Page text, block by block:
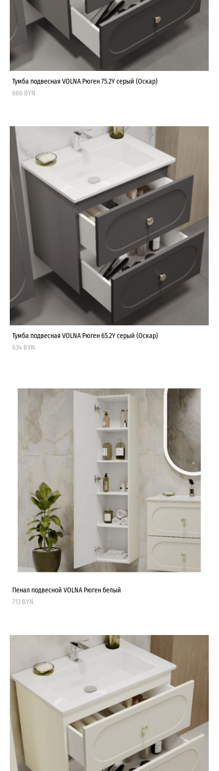
Тумба подвесная VOLNA Рюген 75.2Y серый (Оскар)
666 BYN
Тумба подвесная VOLNA Рюген 65.2Y серый (Оскар)
634 BYN
Пенал подвесной VOLNA Рюген белый
713 BYN